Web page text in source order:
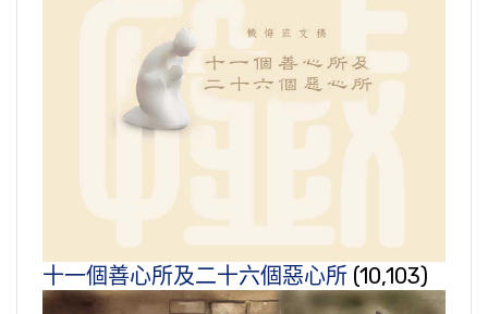
十一個善心所及二十六個惡心所 (10,103)